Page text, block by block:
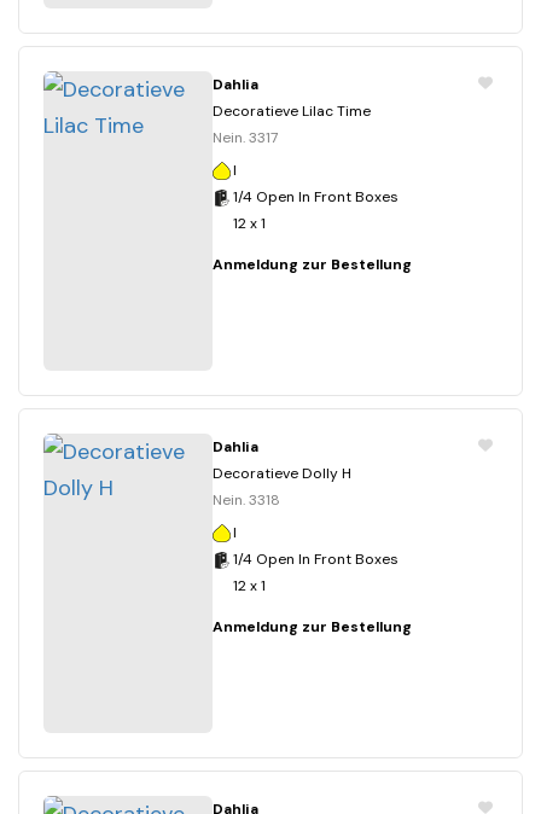
Dahlia
Decoratieve Lilac Time
Nein. 3317
I
1/4 Open In Front Boxes
12 x 1
Anmeldung zur Bestellung
Dahlia
Decoratieve Dolly H
Nein. 3318
I
1/4 Open In Front Boxes
12 x 1
Anmeldung zur Bestellung
Dahlia